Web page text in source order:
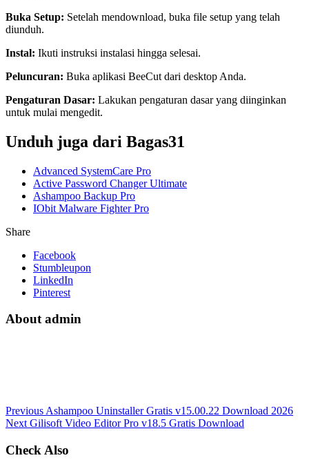
Buka Setup: Setelah mendownload, buka file setup yang telah
diunduh.
Instal: Ikuti instruksi instalasi hingga selesai.
Peluncuran: Buka aplikasi BeeCut dari desktop Anda.
Pengaturan Dasar: Lakukan pengaturan dasar yang diinginkan
untuk mulai mengedit.
Unduh juga dari Bagas31
Advanced SystemCare Pro
Active Password Changer Ultimate
Ashampoo Backup Pro
IObit Malware Fighter Pro
Share
Facebook
Stumbleupon
LinkedIn
Pinterest
About admin
Previous Ashampoo Uninstaller Gratis v15.00.22 Download 2026
Next Gilisoft Video Editor Pro v18.5 Gratis Download
Check Also